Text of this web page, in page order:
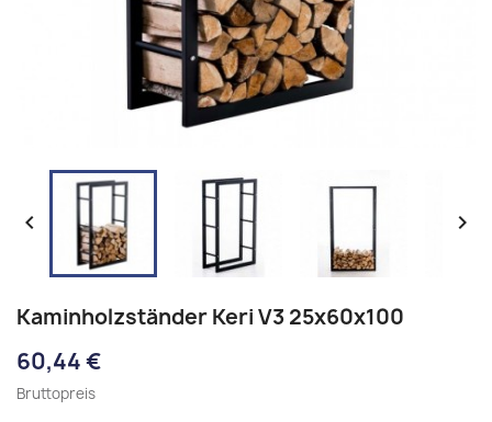
 
Kaminholzständer Keri V3 25x60x100
60,44 €
Bruttopreis